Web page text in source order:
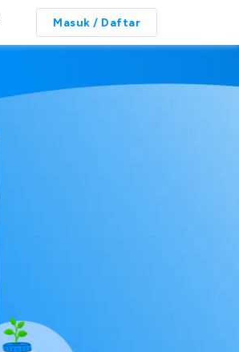
Masuk / Daftar